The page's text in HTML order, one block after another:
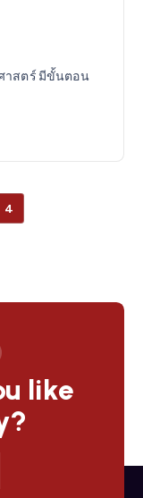
าสตร์ มีขั้นตอน
4
like